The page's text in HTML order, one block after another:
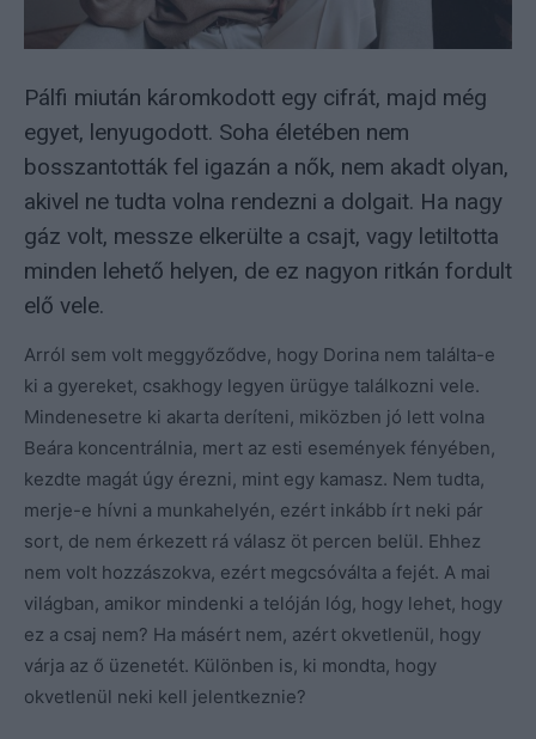
Pálfi miután káromkodott egy cifrát, majd még
egyet, lenyugodott. Soha életében nem
bosszantották fel igazán a nők, nem akadt olyan,
akivel ne tudta volna rendezni a dolgait. Ha nagy
gáz volt, messze elkerülte a csajt, vagy letiltotta
minden lehető helyen, de ez nagyon ritkán fordult
elő vele.
Arról sem volt meggyőződve, hogy Dorina nem találta-e
ki a gyereket, csakhogy legyen ürügye találkozni vele.
Mindenesetre ki akarta deríteni, miközben jó lett volna
Beára koncentrálnia, mert az esti események fényében,
kezdte magát úgy érezni, mint egy kamasz. Nem tudta,
merje-e hívni a munkahelyén, ezért inkább írt neki pár
sort, de nem érkezett rá válasz öt percen belül. Ehhez
nem volt hozzászokva, ezért megcsóválta a fejét. A mai
világban, amikor mindenki a telóján lóg, hogy lehet, hogy
ez a csaj nem? Ha másért nem, azért okvetlenül, hogy
várja az ő üzenetét. Különben is, ki mondta, hogy
okvetlenül neki kell jelentkeznie?